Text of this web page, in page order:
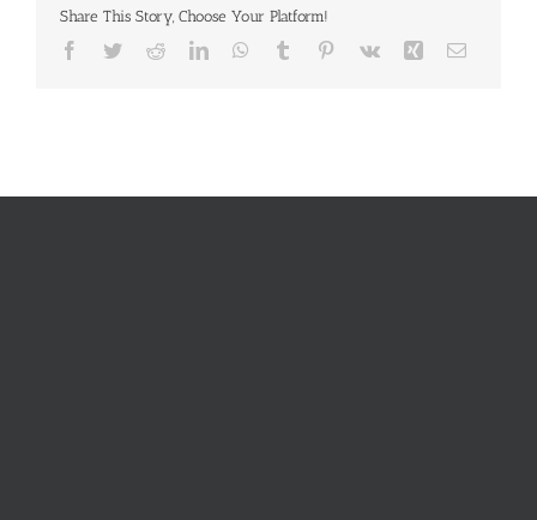
Share This Story, Choose Your Platform!
Facebook
TwitterRedditLinkedInWhatsApp
Tumblr Pinterest
Vk Xing E-